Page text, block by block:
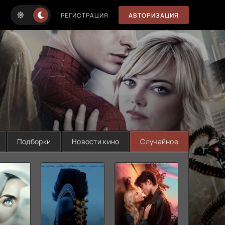
РЕГИСТРАЦИЯ АВТОРИЗАЦИЯ
Подборки Новости кино Случайное